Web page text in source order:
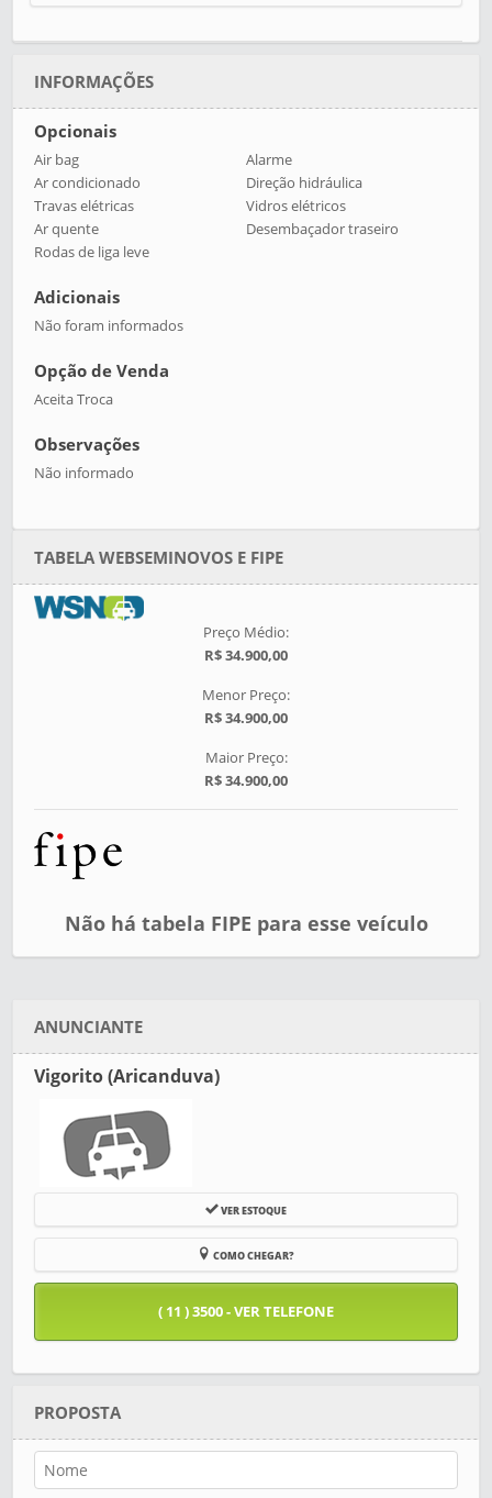
INFORMAÇÕES
Opcionais
Air bag
Alarme
Ar condicionado
Direção hidráulica
Travas elétricas
Vidros elétricos
Ar quente
Desembaçador traseiro
Rodas de liga leve
Adicionais
Não foram informados
Opção de Venda
Aceita Troca
Observações
Não informado
TABELA WEBSEMINOVOS E FIPE
Preço Médio:
R$ 34.900,00
Menor Preço:
R$ 34.900,00
Maior Preço:
R$ 34.900,00
Não há tabela FIPE para esse veículo
ANUNCIANTE
Vigorito (Aricanduva)
VER ESTOQUE
COMO CHEGAR?
( 11 ) 3500 - VER TELEFONE
PROPOSTA